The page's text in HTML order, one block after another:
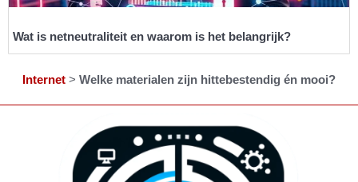
Wat is netneutraliteit en waarom is het belangrijk?
Internet > Welke materialen zijn hittebestendig én mooi?